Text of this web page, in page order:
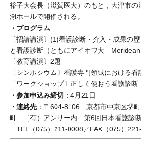
裕子大会長（滋賀医大）のもと，大津市の
湖ホールで開催される。
・プログラム
〔招請講演〕(1)看護診断・介入・成果の
と看護診断（ともにアイオワ大 Meridean
〔教育講演〕2題
〔シンポジウム〕看護専門領域における看
〔ワークショップ〕正しく使おう看護診断
・参加申込み締切 ：4月21日
・連絡先：〒604-8106 京都市中京区堺町
町 （有）アンサー内 第6回日本看護診
TEL（075）211-0008／FAX（075）